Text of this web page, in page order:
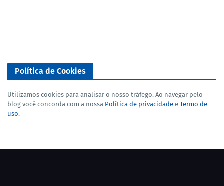
Política de Cookies
Utilizamos cookies para analisar o nosso tráfego. Ao navegar pelo
blog você concorda com a nossa Política de privacidade e Termo de
uso.